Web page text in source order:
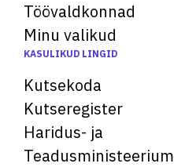
Töövaldkonnad
Minu valikud
KASULIKUD LINGID
Kutsekoda
Kutseregister
Haridus- ja
Teadusministeerium